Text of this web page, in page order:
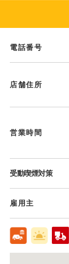
電話番号
店舗住所
営業時間
受動喫煙対策
雇用主